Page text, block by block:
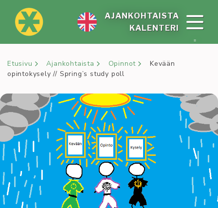
sisältöön
KA­LEN­TE­RI
AJAN­KOH­TAIS­TA
Etusivu Ajankohtaista Opinnot
Kevään
opintokysely // Spring’s study poll